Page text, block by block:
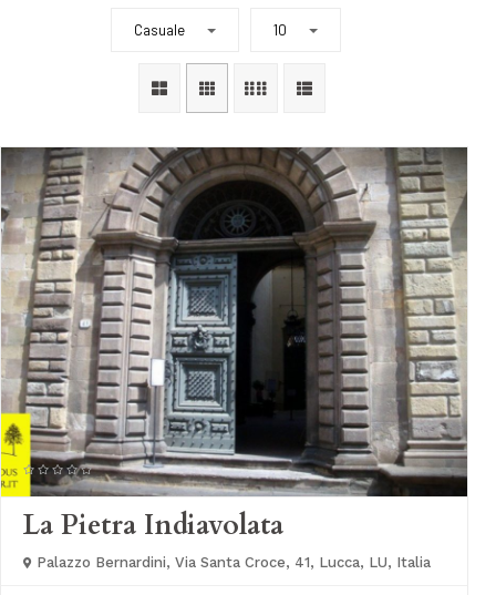
Casuale 10
La Pietra Indiavolata
Palazzo Bernardini, Via Santa Croce, 41, Lucca, LU, Italia